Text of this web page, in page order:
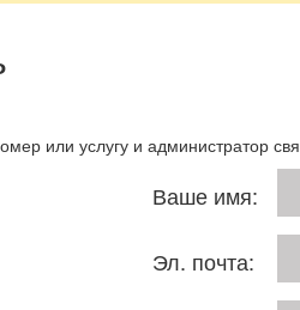
или услугу и администратор
Ваше имя:
Эл. почта: